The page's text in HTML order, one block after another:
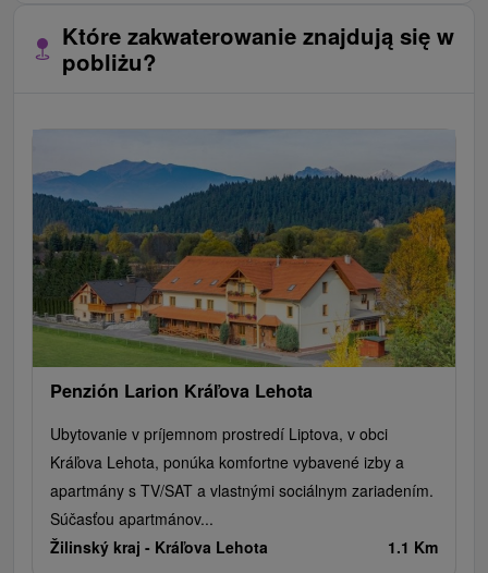
Które zakwaterowanie znajdują się w
pobliżu?
Penzión Larion Kráľova Lehota
Ubytovanie v príjemnom prostredí Liptova, v obci
Kráľova Lehota, ponúka komfortne vybavené izby a
apartmány s TV/SAT a vlastnými sociálnym zariadením.
Súčasťou apartmánov...
Žilinský kraj - Kráľova Lehota 1.1 Km